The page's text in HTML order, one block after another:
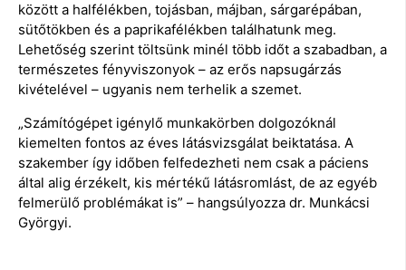
között a halfélékben, tojásban, májban, sárgarépában,
sütőtökben és a paprikafélékben találhatunk meg.
Lehetőség szerint töltsünk minél több időt a szabadban, a
természetes fényviszonyok – az erős napsugárzás
kivételével – ugyanis nem terhelik a szemet.
„Számítógépet igénylő munkakörben dolgozóknál
kiemelten fontos az éves látásvizsgálat beiktatása. A
szakember így időben felfedezheti nem csak a páciens
által alig érzékelt, kis mértékű látásromlást, de az egyéb
felmerülő problémákat is” – hangsúlyozza dr. Munkácsi
Györgyi.